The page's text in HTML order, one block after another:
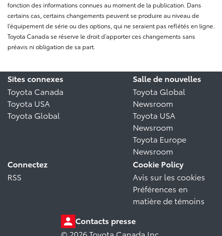
fonction des informations connues au moment de la publication. Dans
certains cas, certains changements peuvent se produire au niveau de
l’équipement de série ou des options, qui ne seraient pas reflétés en ligne.
Toyota Canada se réserve le droit d’apporter ces changements sans
préavis ni obligation de sa part.
Sites connexes
Toyota Canada
Toyota USA
Toyota Global
Salle de nouvelles
Toyota Global
Newsroom
Toyota USA
Newsroom
Toyota Europe
Newsroom
Connectez
RSS
Cookie Policy
Avis sur les cookies
Préférences en
matière de témoins
Contacts presse